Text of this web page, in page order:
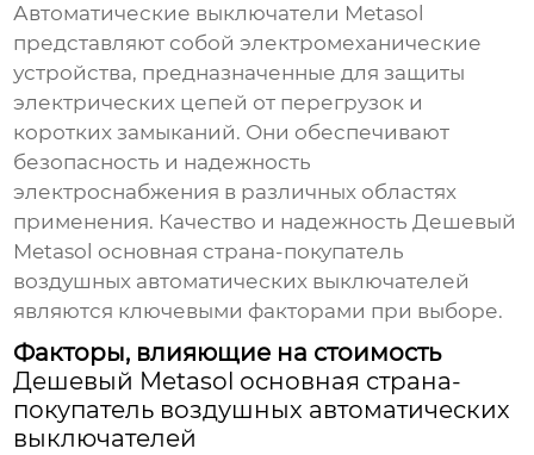
Автоматические выключатели Metasol
представляют собой электромеханические
устройства, предназначенные для защиты
электрических цепей от перегрузок и
коротких замыканий. Они обеспечивают
безопасность и надежность
электроснабжения в различных областях
применения. Качество и надежностьДешевый
Metasol основная страна-покупатель
воздушных автоматических выключателей
являются ключевыми факторами при выборе.
Факторы, влияющие на стоимость
Дешевый Metasol основная страна-
покупатель воздушных автоматических
выключателей